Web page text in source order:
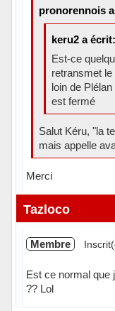
pronorennois
keru2 a écrit:
Est-ce
retransmet
loin de
est fermé
Salut Kéru, "la
mais appelle
Merci
Hors ligne
Tazloco
Membre
Est ce normal que
?? Lol